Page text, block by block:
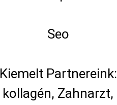
Seo
Kiemelt Partnereink:
kollagén, Zahnarzt,